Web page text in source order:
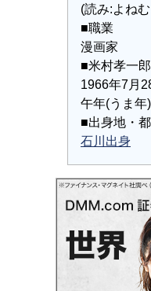
(読み:よね
■職業
漫画家
■米村孝一
1966年7月
午年(うま年
■出身地・
石川出身